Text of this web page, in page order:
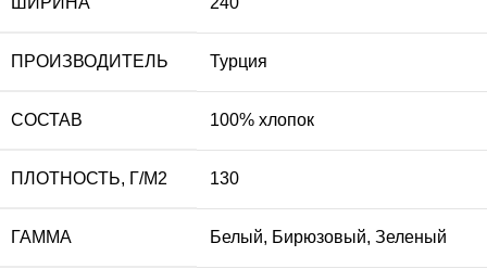
ПРОИЗВОДИТЕЛЬ Турция
СОСТАВ 100% хлопок
ПЛОТНОСТЬ, Г/М2 130
ГАММА Белый, Бирюзовый, Зеленый